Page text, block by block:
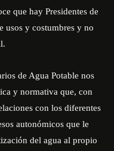
que hay Presidentes de
usos y costumbres y no
de Agua Potable nos
y normativa que, con
con los diferentes
autonómicos que le
del agua al propio